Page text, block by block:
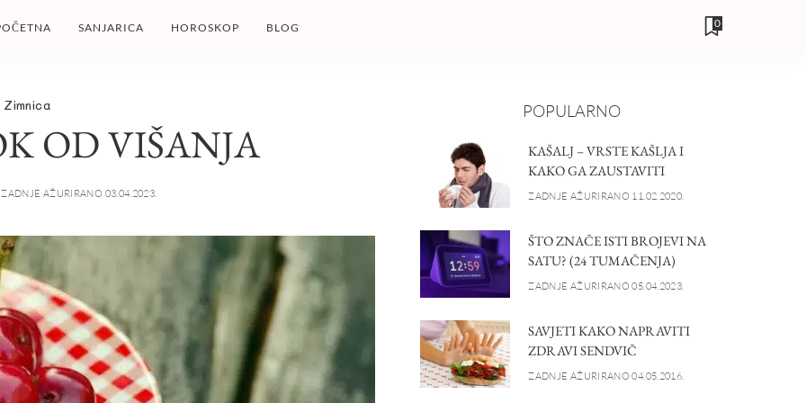
SANJARICA HOROSKOP BLOG 0
Zimnica
OD VIŠANJA
ZADNJE AŽURIRANO 03.04.2023.
POPULARNO
KAŠALJ – VRSTE KAŠLJA I
KAKO GA ZAUSTAVITI
ZADNJE AŽURIRANO 11.02.2020.
ŠTO ZNAČE ISTI BROJEVI NA
SATU? (24 TUMAČENJA)
ZADNJE AŽURIRANO 05.04.2023.
SAVJETI KAKO NAPRAVITI
ZDRAVI SENDVIČ
ZADNJE AŽURIRANO 04.05.2016.